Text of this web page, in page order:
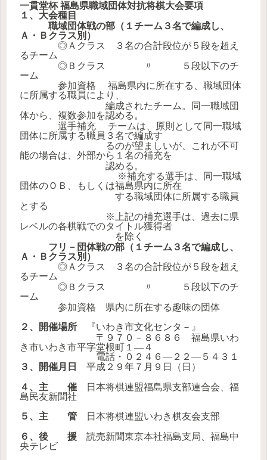
一貫堂杯 福島県職域団体対抗将棋大会要項
１、大会種目
職域団体戦の部（１チーム３名で編成し、
Ａ・Ｂクラス別）
◎Ａクラス ３名の合計段位が５段を超え
るチーム
◎Ｂクラス 〃 ５段以下のチ
ーム
参加資格 福島県内に所在する、職域団体
に所属する職員により、
編成されたチーム。同一職域団
体から、複数参加を認める。
選手補充 チームは、原則として同一職域
団体に所属する職員３名で編成す
るのが望ましいが、これが不可
能の場合は、外部から１名の補充を
認める。
※補充する選手は、同一職域
団体のＯＢ、もしくは福島県内に所在
する職域団体に所属する職員
とする
※上記の補充選手は、過去に県
レベルの各棋戦でのタイトル獲得者
を除く
フリ－団体戦の部（１チーム３名で編成し、
Ａ・Ｂクラス別）
◎Ａクラス ３名の合計段位が５段を超え
るチーム
◎Ｂクラス 〃 ５段以下のチ
ーム
参加資格 県内に所在する趣味の団体
２、開催場所 『いわき市文化センタ－』
〒９７０－８６８６ 福島県いわ
き市いわき市平字堂根町１―４
電話・０２４６―２２―５４３１
３、開催月日
平成２９年７月９日（日）
４、主 催 日本将棋連盟福島県支部連合会、福
島民友新聞社
５、主 管 日本将棋連盟いわき棋友会支部
６、後 援 読売新聞東京本社福島支局、福島中
央テレビ